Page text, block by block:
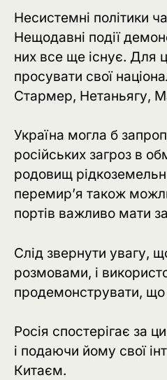
Несистемні політики
Нещодавні події
них все ще існує. Для
просувати свої
Стармер, Нетаньягу,
Україна могла б
російських загроз в
родовищ
перемир’я також
портів важливо мати
Слід звернути увагу,
розмовами, і
продемонструвати, що
Росія спостерігає за
і подаючи йому свої
Китаєм.